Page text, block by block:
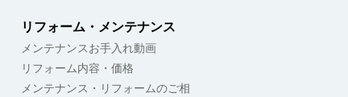
リフォーム・メンテナンス
メンテナンスお手入れ動画
リフォーム内容・価格
メンテナンス・リフォームのご相